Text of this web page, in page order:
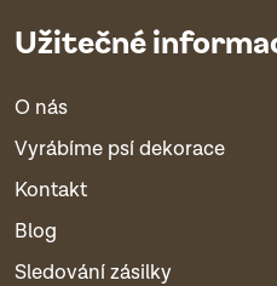
Užitečné
O nás
Vyrábíme psí dekorace
Kontakt
Blog
Sledování zásilky